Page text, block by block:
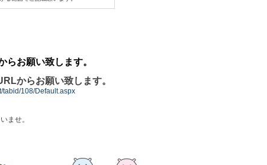
らお願い致します。
からお願い致します。
tabid/108/Default.aspx
ませ。